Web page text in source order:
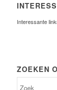
Interessante
ZOEKEN